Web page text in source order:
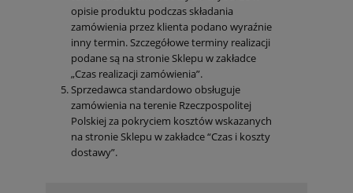
opisie produktu podczas składania
zamówienia przez klienta podano wyraźnie
inny termin. Szczegółowe terminy realizacji
podane są na stronie Sklepu w zakładce
„Czas realizacji zamówienia”.
Sprzedawca standardowo obsługuje
zamówienia na terenie Rzeczpospolitej
Polskiej za pokryciem kosztów wskazanych
na stronie Sklepu w zakładce “Czas i koszty
dostawy”.